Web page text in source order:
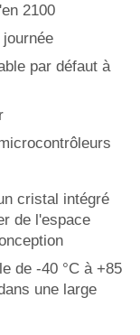
2100
par défaut à
cristal intégré
de l'espace
de -40 °C à +85
une large